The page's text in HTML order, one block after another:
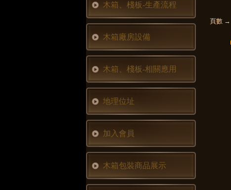
木箱、棧板-生產流程
木箱廠房設備
木箱、棧板-相關應用
地理位址
加入會員
木箱包裝商品展示
頁數 →